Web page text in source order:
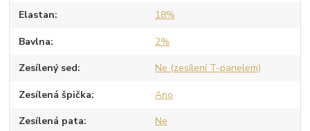
Elastan 18%
Bavlna 2%
Zesílený sed Ne (zesílení T-panelem)
Zesílená špička Ano
Zesílená pata Ne